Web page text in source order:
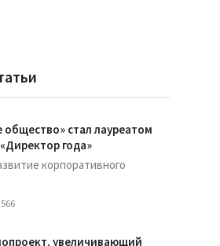
стал лауреатом
года»
корпоративного
увеличивающий